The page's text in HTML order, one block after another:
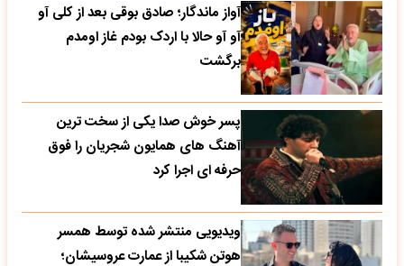
آواز ماندگار؛ صادق بوقی بعد از کلی آو
آو آو حالا با اردک بودم غاز اومدم
برگشت
پسر خوش صدا یکی از سخت ترین
آهنگ های همایون شجریان را فوق
حرفه ای اجرا کرد
ویدیویی منتشر شده توسط همسر
هوتن شکیبا از عمارت عروسیشان؛